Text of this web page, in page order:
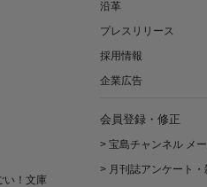
い！文庫
沿革
プレスリリース
採用情報
企業広告
会員登録・修正
> 宝島チャンネル メ
> 月刊誌アンケート